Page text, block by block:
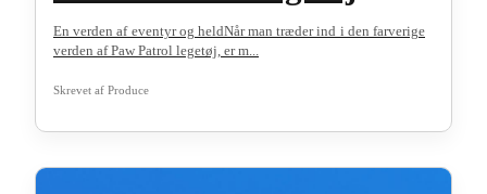
En verden af eventyr og heldNår man træder ind i den farverige
verden af Paw Patrol legetøj, er m...
Skrevet af Produce